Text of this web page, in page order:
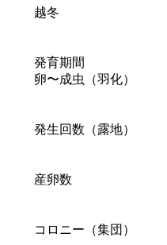
越冬
発育期間
卵〜成虫（羽化）
発生回数（露地）
産卵数
コロニー（集団）